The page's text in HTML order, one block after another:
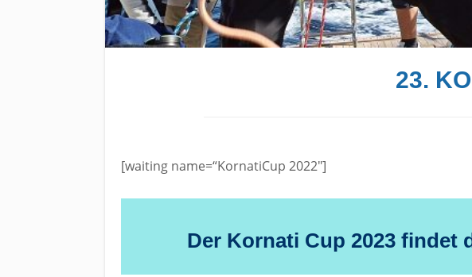
23.
[waiting name=“KornatiCup 2022″]
Der Kornati Cup 2023 findet